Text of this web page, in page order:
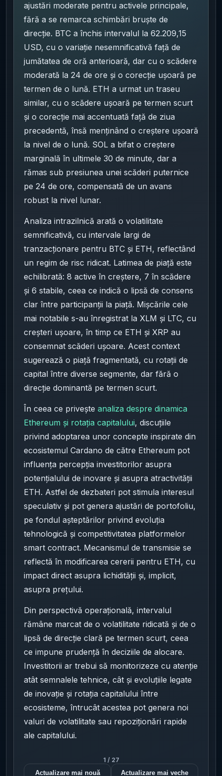
ajustări moderate pentru activele principale,
fără a se remarca schimbări bruște de
direcție. BTC a închis intervalul la 62.209,15
USD, cu o variație nesemnificativă față de
jumătatea de oră anterioară, dar cu o scădere
moderată la 24 de ore și o corecție ușoară pe
termen de o lună. ETH a urmat un traseu
similar, cu o scădere ușoară pe termen scurt
și o corecție mai accentuată față de ziua
precedentă, însă menținând o creștere ușoară
la nivel de o lună. SOL a bifat o creștere
marginală în ultimele 30 de minute, dar a
rămas sub presiunea unei scăderi puternice
pe 24 de ore, compensată de un avans
robust la nivel lunar.
Analiza intrazilnică arată o volatilitate
semnificativă, cu intervale largi de
tranzacționare pentru BTC și ETH, reflectând
un regim de risc ridicat. Latimea de piață este
echilibrată: 8 active în creștere, 7 în scădere
și 6 stabile, ceea ce indică o lipsă de consens
clar între participanții la piață. Mișcările cele
mai notabile s-au înregistrat la XLM și LTC, cu
creșteri ușoare, în timp ce ETH și XRP au
consemnat scăderi ușoare. Acest context
sugerează o piață fragmentată, cu rotații de
capital între diverse segmente, dar fără o
direcție dominantă pe termen scurt.
În ceea ce privește analiza despre dinamica
Ethereum și rotația capitalului, discuțiile
privind adoptarea unor concepte inspirate din
ecosistemul Cardano de către Ethereum pot
influența percepția investitorilor asupra
potențialului de inovare și asupra atractivității
ETH. Astfel de dezbateri pot stimula interesul
speculativ și pot genera ajustări de portofoliu,
pe fondul așteptărilor privind evoluția
tehnologică și competitivitatea platformelor
smart contract. Mecanismul de transmisie se
reflectă în modificarea cererii pentru ETH, cu
impact direct asupra lichidității și, implicit,
asupra prețului.
Din perspectivă operațională, intervalul
rămâne marcat de o volatilitate ridicată și de o
lipsă de direcție clară pe termen scurt, ceea
ce impune prudență în deciziile de alocare.
Investitorii ar trebui să monitorizeze cu atenție
atât semnalele tehnice, cât și evoluțiile legate
de inovație și rotația capitalului între
ecosisteme, întrucât acestea pot genera noi
valuri de volatilitate sau repoziționări rapide
ale capitalului.
Actualizare mai nouă
1 / 27
Actualizare mai veche